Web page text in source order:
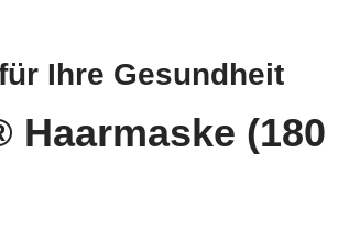
Ihre Gesundheit
Haarmaske (180